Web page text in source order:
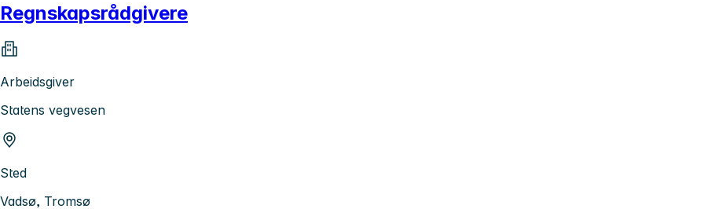
Regnskapsrådgivere
Arbeidsgiver
Statens vegvesen
Sted
Vadsø, Tromsø